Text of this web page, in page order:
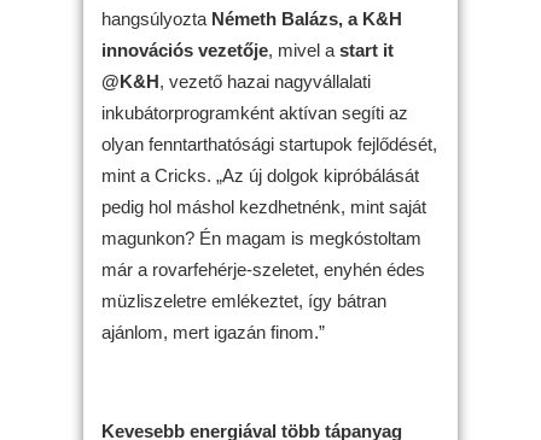
hangsúlyozta Németh Balázs, a K&H
innovációs vezetője, mivel a start it
@K&H, vezető hazai nagyvállalati
inkubátorprogramként aktívan segíti az
olyan fenntarthatósági startupok fejlődését,
mint a Cricks. „Az új dolgok kipróbálását
pedig hol máshol kezdhetnénk, mint saját
magunkon? Én magam is megkóstoltam
már a rovarfehérje-szeletet, enyhén édes
müzliszeletre emlékeztet, így bátran
ajánlom, mert igazán finom.”
Kevesebb energiával több tápanyag